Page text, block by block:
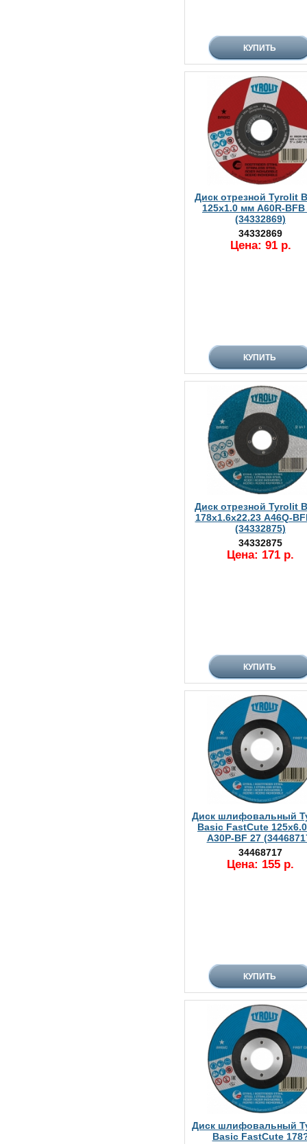
Диск отрезной Tyrolit
125х1.0 мм A60R-BFB
(34332869)
34332869
Цена: 91 р.
Диск отрезной Tyrolit
178х1.6х22.23 A46Q-
(34332875)
34332875
Цена: 171 р.
Диск шлифовальный
Basic FastCute
A30P-BF 27
34468717
Цена: 155 р.
Диск шлифовальный
Basic FastCute